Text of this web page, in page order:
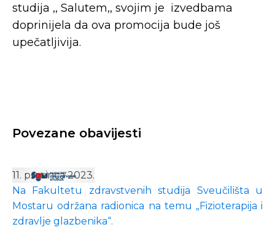
studija ,, Salutem,, svojim je izvedbama
doprinijela da ova promocija bude još
upečatljivija.
Povezane obavijesti
11. prosinca 2023.
Na Fakultetu zdravstvenih studija Sveučilišta u
Mostaru održana radionica na temu „Fizioterapija i
zdravlje glazbenika“.